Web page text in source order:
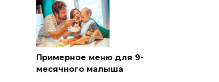
Примерное меню для 9-
месячного малыша